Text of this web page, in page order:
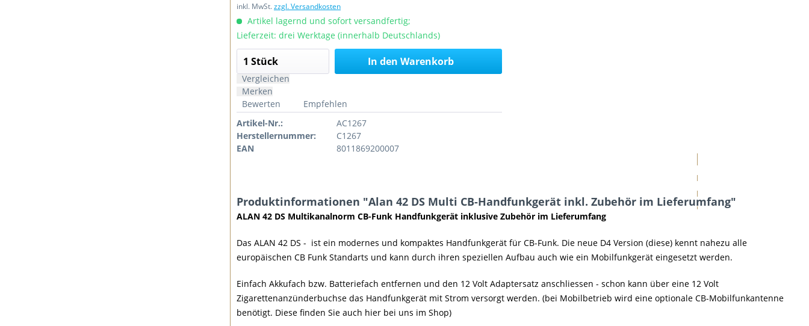
inkl. MwSt.zzgl. Versandkosten
Artikel lagernd und sofort versandfertig;
Lieferzeit: drei Werktage (innerhalb Deutschlands)
In den Warenkorb
Vergleichen
Merken
Bewerten
Empfehlen
Artikel-Nr.:
AC1267
Herstellernummer:
C1267
EAN
8011869200007
Produktinformationen "Alan 42 DS Multi CB-Handfunkgerät inkl. Zubehör im Lieferumfang"
ALAN 42 DS Multikanalnorm CB-Funk Handfunkgerät inklusive Zubehör im Lieferumfang
Das ALAN 42 DS - ist ein modernes und kompaktes Handfunkgerät für CB-Funk. Die neue D4 Version (diese) kennt nahezu alle
europäischen CB Funk Standarts und kann durch ihren speziellen Aufbau auch wie ein Mobilfunkgerät eingesetzt werden.
Einfach Akkufach bzw. Batteriefach entfernen und den 12 Volt Adaptersatz anschliessen - schon kann über eine 12 Volt
Zigarettenanzünderbuchse das Handfunkgerät mit Strom versorgt werden. (bei Mobilbetrieb wird eine optionale CB-Mobilfunkantenne
benötigt. Diese finden Sie auch hier bei uns im Shop)